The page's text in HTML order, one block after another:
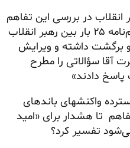
انقلاب در بررسی این تفاهم
اظهار داشت: محتوای این تفاهم‌نامه ۲۵ بار بین رهبر انقلاب
برگشت داشته و ویرایش
آقا سؤالاتی را مطرح
پاسخ دادند»
واکنشهای باندهای
تا هشدار برای «امید
تفسیر کرد؟